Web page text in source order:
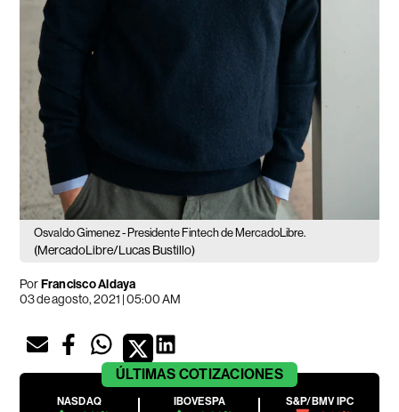
Osvaldo Gimenez - Presidente Fintech de MercadoLibre.
(MercadoLibre/Lucas Bustillo)
PorFrancisco Aldaya
03 de agosto, 2021 | 05:00 AM
ÚLTIMAS COTIZACIONES
NASDAQ
IBOVESPA
S&P/BMV IPC